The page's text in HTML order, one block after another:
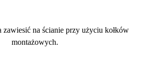
zawiesić na ścianie przy użyciu kołków
montażowych.